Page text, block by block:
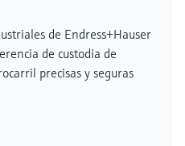
de Endress+Hauser
de custodia de
precisas y seguras